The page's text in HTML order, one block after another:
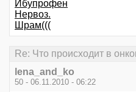
Ибупрофен
Нервоз.
Шрам(((
Re: Что происходит в
lena_and_ko
50 - 06.11.2010 - 06:22